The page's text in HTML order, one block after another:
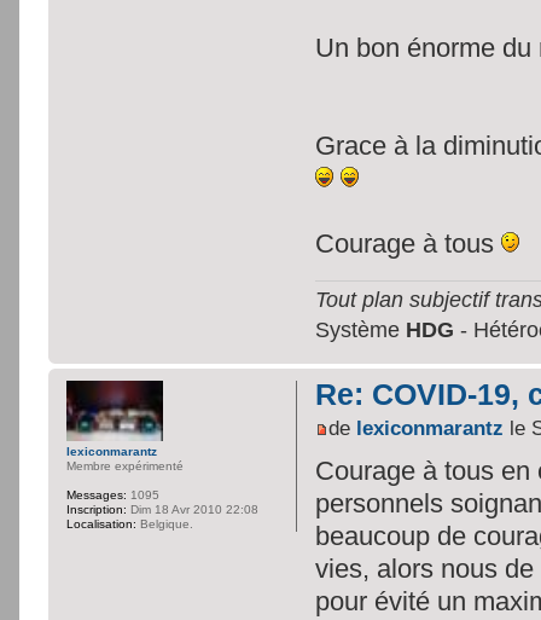
Un bon énorme
Grace à la
Courage à tous
Tout plan subjectif
Système HDG -
Re: COVID-19,
de lexiconmarantz le
Courage à tous
personnels
beaucoup de
vies, alors nous
pour évité un
lexiconmarantz
Membre expérimenté
Messages: 1095
Inscription: Dim 18 Avr 2010 22:08
Localisation: Belgique.